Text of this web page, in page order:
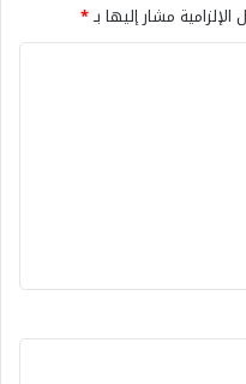
الإلزامية مشار إليها بـ*